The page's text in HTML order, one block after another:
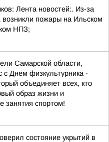
Лента новостей:. Из-за
пожары на Ильском
НПЗ;
Самарской области,
с Днем физкультурника -
объединяет всех, кто
образ жизни и
занятия спортом!
состояние укрытий в